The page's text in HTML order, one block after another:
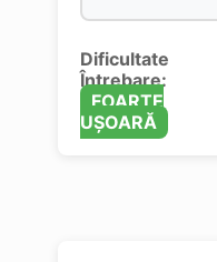
Dificultate
Întrebare:
FOARTE
UȘOARĂ